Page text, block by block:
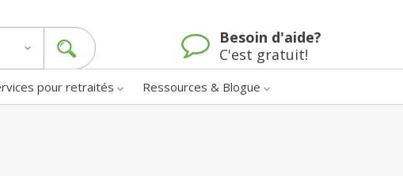
Besoin d'aide?
C'est gratuit!
pour retraités Ressources & Blogue